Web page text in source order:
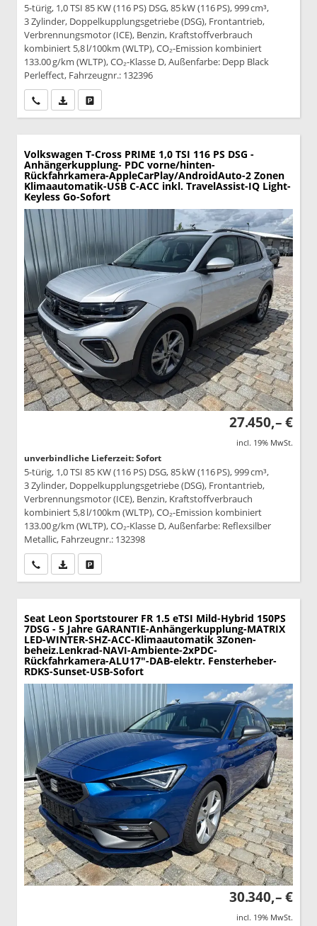
5-türig, 1,0 TSI 85 KW (116 PS) DSG, 85 kW (116 PS), 999 cm³,
3 Zylinder, Doppelkupplungsgetriebe (DSG), Frontantrieb,
Verbrennungsmotor (ICE), Benzin, Kraftstoffverbrauch
kombiniert 5,8 l/100km (WLTP), CO₂-Emission kombiniert
133.00 g/km (WLTP), CO₂-Klasse D, Außenfarbe: Depp Black
Perleffect, Fahrzeugnr.: 132396
Wir rufen Sie anPDF-Datei, Fahrzeugexposé drucken
Volkswagen T-Cross PRIME 1,0 TSI 116 PS DSG -
Anhängerkupplung- PDC vorne/hinten-
Rückfahrkamera-AppleCarPlay/AndroidAuto-2 Zonen
Klimaautomatik-USB C-ACC inkl. TravelAssist-IQ Light-
Keyless Go-Sofort
27.450,– €
incl. 19% MwSt.
unverbindliche Lieferzeit: Sofort
5-türig, 1,0 TSI 85 KW (116 PS) DSG, 85 kW (116 PS), 999 cm³,
3 Zylinder, Doppelkupplungsgetriebe (DSG), Frontantrieb,
Verbrennungsmotor (ICE), Benzin, Kraftstoffverbrauch
kombiniert 5,8 l/100km (WLTP), CO₂-Emission kombiniert
133.00 g/km (WLTP), CO₂-Klasse D, Außenfarbe: Reflexsilber
Metallic, Fahrzeugnr.: 132398
Wir rufen Sie anPDF-Datei, Fahrzeugexposé drucken
Seat Leon Sportstourer FR 1.5 eTSI Mild-Hybrid 150PS
7DSG - 5 Jahre GARANTIE-Anhängerkupplung-MATRIX
LED-WINTER-SHZ-ACC-Klimaautomatik 3Zonen-
beheiz.Lenkrad-NAVI-Ambiente-2xPDC-
Rückfahrkamera-ALU17"-DAB-elektr. Fensterheber-
RDKS-Sunset-USB-Sofort
30.340,– €
incl. 19% MwSt.